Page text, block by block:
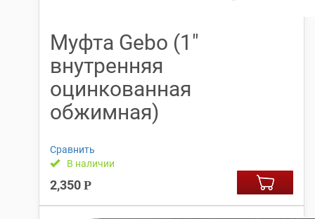
Муфта Gebo (1″
внутренняя
оцинкованная
обжимная)
Сравнить
В наличии
2,350 Р